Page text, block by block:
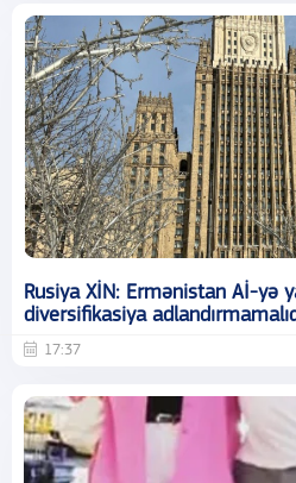
Rusiya XİN: Ermənistan Aİ-yə
diversifikasiya
17:37